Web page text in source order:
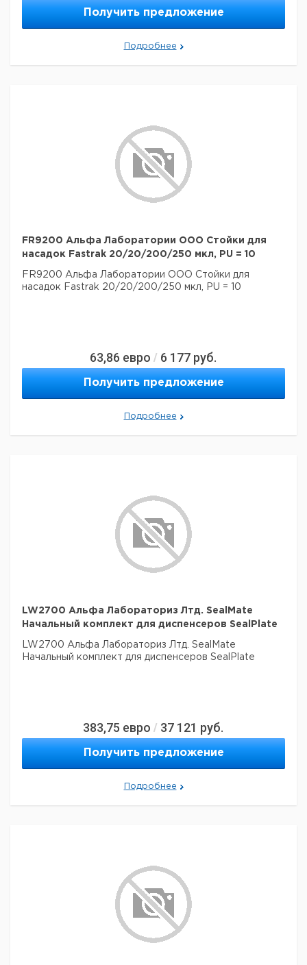
Получить предложение
Подробнее
FR9200 Альфа Лаборатории ООО Стойки для
насадок Fastrak 20/20/200/250 мкл, PU = 10
FR9200 Альфа Лаборатории ООО Стойки для
насадок Fastrak 20/20/200/250 мкл, PU = 10
63,86 евро / 6 177 руб.
Получить предложение
Подробнее
LW2700 Альфа Лабораториз Лтд. SealMate
Начальный комплект для диспенсеров SealPlate
LW2700 Альфа Лабораториз Лтд. SealMate
Начальный комплект для диспенсеров SealPlate
383,75 евро / 37 121 руб.
Получить предложение
Подробнее